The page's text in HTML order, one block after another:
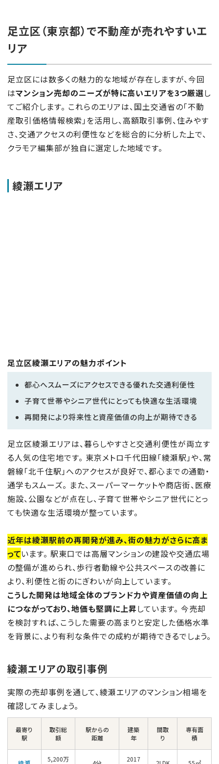
足立区（東京都）で不動産が売れやすいエ
リア
足立区には数多くの魅力的な地域が存在しますが、今回
はマンション売却のニーズが特に高いエリアを3つ厳選し
てご紹介します。 これらのエリアは、国土交通省の「不動
産取引価格情報検索」を活用し、高額取引事例、住みやす
さ、交通アクセスの利便性などを総合的に分析した上で、
クラモア編集部が独自に選定した地域です。
綾瀬エリア
足立区綾瀬エリアの魅力ポイント
都心へスムーズにアクセスできる優れた交通利便性
子育て世帯やシニア世代にとっても快適な生活環境
再開発により将来性と資産価値の向上が期待できる
足立区綾瀬エリアは、暮らしやすさと交通利便性が両立す
る人気の住宅地です。 東京メトロ千代田線「綾瀬駅」や、常
磐線「北千住駅」へのアクセスが良好で、都心までの通勤・
通学もスムーズ。 また、スーパーマーケットや商店街、医療
施設、公園などが点在し、子育て世帯やシニア世代にとっ
ても快適な生活環境が整っています。
近年は綾瀬駅前の再開発が進み、街の魅力がさらに高ま
っています。 駅東口では高層マンションの建設や交通広場
の整備が進められ、歩行者動線や公共スペースの改善に
より、利便性と街のにぎわいが向上しています。
こうした開発は地域全体のブランド力や資産価値の向上
につながっており、地価も堅調に上昇しています。 今売却
を検討すれば、こうした需要の高まりと安定した価格水準
を背景に、より有利な条件での成約が期待できるでしょう。
綾瀬エリアの取引事例
実際の売却事例を通して、綾瀬エリアのマンション相場を
確認してみましょう。
最寄り
駅
取引総
額
駅からの
距離
建築
年
間取
り
専有面
積
5,200万
2017